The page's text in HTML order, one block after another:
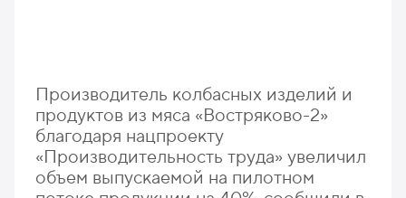
Производитель колбасных изделий и
продуктов из мяса «Востряково-2»
благодаря нацпроекту
«Производительность труда» увеличил
объем выпускаемой на пилотном